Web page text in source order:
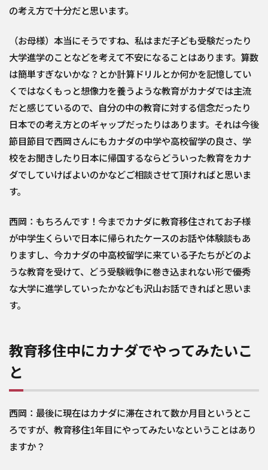
の考え方で十分だと思います。
（お母様）本当にそうですね、私はまだ子ども受験だったり
大学進学のことなどを考えて不安になることはあります。算数
は簡単すぎないかな？とか計算ドリルとか何かを記憶してい
くではなくもっと想像力を養うような教育がカナダでは主流
だと感じているので、自分の中の教育に対する信念だったり
日本での考え方とのギャップだったりはあります。それは今後
節目節目で西岡さんにもカナダの中学や高校留学の良さ、学
校をお聞きしたり日本に帰国するならどういった教育をカナ
ダでしていけばよいのかなどご相談させて頂ければと思いま
す。
西岡：もちろんです！今までカナダに教育移住されてお子様
が中学生くらいで日本に帰られたケースのお話や体験談もあ
りますし、今カナダの中高校留学に来ている子たちがどのよ
うな教育を受けて、どう受験戦争に巻き込まれない形で優秀
な大学に進学していったかなども沢山お話できればと思いま
す。
教育移住中にカナダでやってみたいこ
と
西岡：最後に現在はカナダに滞在されて数か月目というとこ
ろですが、教育移住1年目にやってみたいなということはあり
ますか？